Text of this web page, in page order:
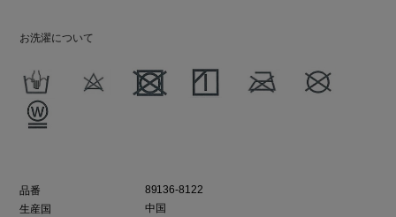
お洗濯について
品番
89136-8122
生産国
中国